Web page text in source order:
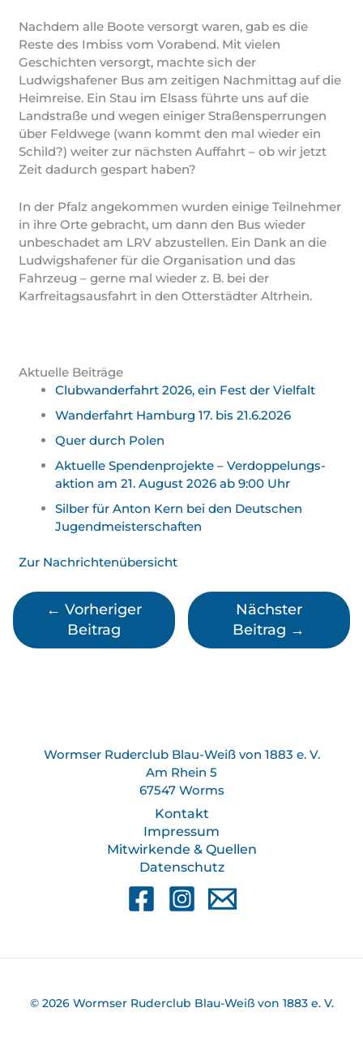
Nachdem alle Boote versorgt waren, gab es die
Reste des Imbiss vom Vorabend. Mit vielen
Geschichten versorgt, machte sich der
Ludwigshafener Bus am zeitigen Nachmittag auf die
Heimreise. Ein Stau im Elsass führte uns auf die
Landstraße und wegen einiger Straßensperrungen
über Feldwege (wann kommt den mal wieder ein
Schild?) weiter zur nächsten Auffahrt – ob wir jetzt
Zeit dadurch gespart haben?
In der Pfalz angekommen wurden einige Teilnehmer
in ihre Orte gebracht, um dann den Bus wieder
unbeschadet am LRV abzustellen. Ein Dank an die
Ludwigshafener für die Organisation und das
Fahrzeug – gerne mal wieder z. B. bei der
Karfreitagsausfahrt in den Otterstädter Altrhein.
Aktuelle Beiträge
Clubwanderfahrt 2026, ein Fest der Vielfalt
Wanderfahrt Hamburg 17. bis 21.6.2026
Quer durch Polen
Aktuelle Spendenprojekte – Verdoppelungs­
aktion am 21. August 2026 ab 9:00 Uhr
Silber für Anton Kern bei den Deutschen
Jugend­meister­schaften
Zur Nachrichtenübersicht
← Vorheriger
Beitrag
Nächster
Beitrag →
Wormser Ruderclub Blau-Weiß von 1883 e. V.
Am Rhein 5
67547 Worms
Kontakt
Impressum
Mitwirkende & Quellen
Datenschutz
© 2026 Wormser Ruderclub Blau-Weiß von 1883 e. V.